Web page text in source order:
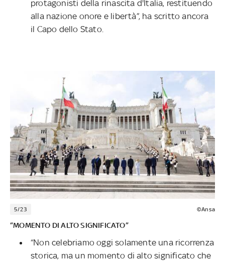
protagonisti della rinascita d'Italia, restituendo
alla nazione onore e libertà”, ha scritto ancora
il Capo dello Stato.
5/23 ©Ansa
“MOMENTO DI ALTO SIGNIFICATO”
“Non celebriamo oggi solamente una ricorrenza
storica, ma un momento di alto significato che